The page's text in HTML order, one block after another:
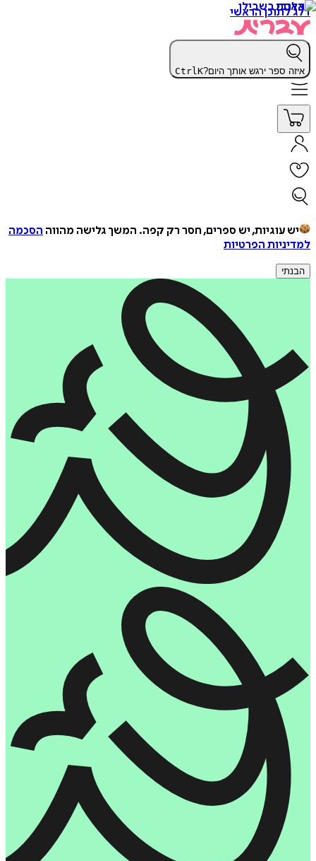
דלג לתוכן הראשי
איזה ספר ירגש אותך היום? CtrlK
יש עוגיות, יש ספרים, חסר רק קפה. המשך גלישה מהווה הסכמה
למדיניות הפרטיות
הבנתי